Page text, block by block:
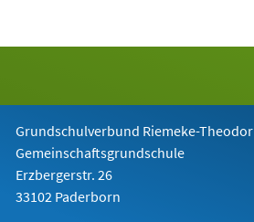
Grundschulverbund Riemeke-Theodor
Gemeinschaftsgrundschule
Erzbergerstr. 26
33102 Paderborn